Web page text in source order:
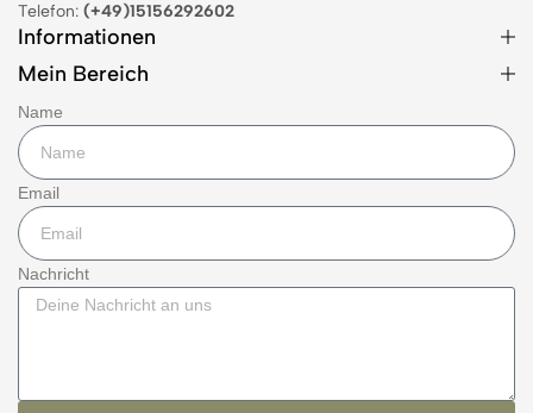
Telefon: (+49)15156292602
Informationen
Mein Bereich
Name
Email
Nachricht